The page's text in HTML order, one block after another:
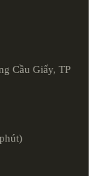
Cầu Giấy, TP